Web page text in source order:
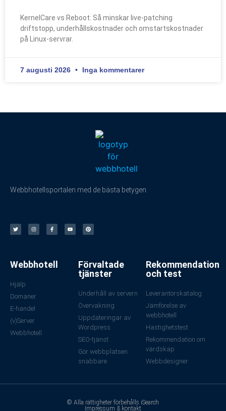
KernelCare vs Reboot: Så minskar live-patching
driftstopp, underhållskostnader och omstartskostnader
på Linux-servrar.
7 augusti 2026 Inga kommentarer
Webbhotellsportalen med de bästa betygen.
Webbhotell
Hjälp
Domäner
E-handel
(v)Server
Webbhotell
Förvaltade
tjänster
Underhåll av servern
Övervakning
Uppdateringar av
Wordpress
SEO-tjänst
Gör webbplatsen
snabbare
Rekommendation
och test
Leverantörskatalog
Jämförelse av
webbhotell
Hastighetstest
Rekommendation om
värdskap
Webbdesigner
© Alla rättigheter förbehålls iSearch
Impressum & kontakt